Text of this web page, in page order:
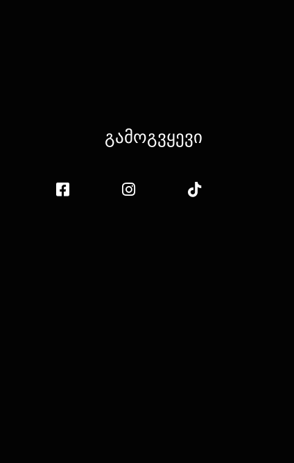
გამოგვყევი